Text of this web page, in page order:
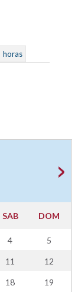
horas
SAB DOM
4 5
11 12
18 19